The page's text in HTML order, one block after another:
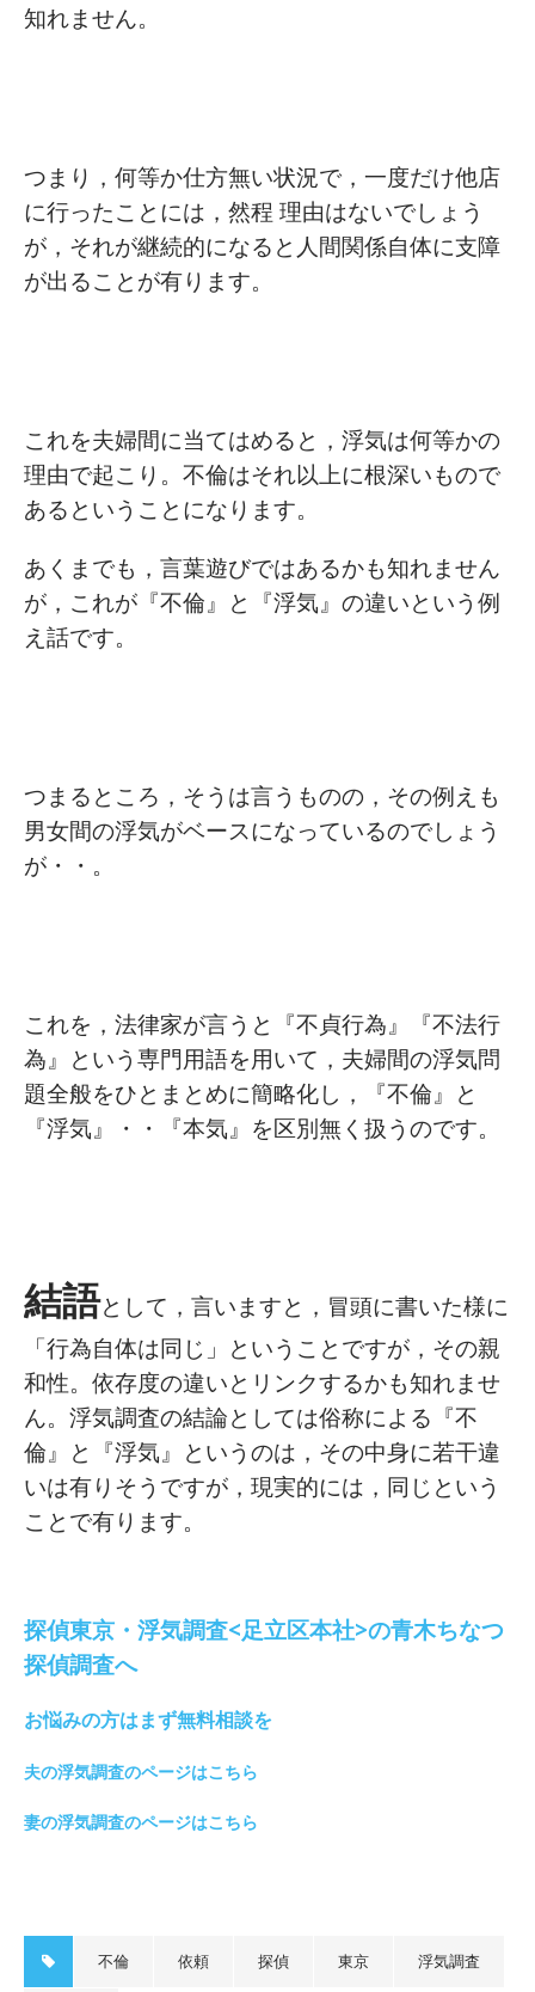
知れません。
つまり，何等か仕方無い状況で，一度だけ他店
に行ったことには，然程 理由はないでしょう
が，それが継続的になると人間関係自体に支障
が出ることが有ります。
これを夫婦間に当てはめると，浮気は何等かの
理由で起こり。不倫はそれ以上に根深いもので
あるということになります。
あくまでも，言葉遊びではあるかも知れません
が，これが『不倫』と『浮気』の違いという例
え話です。
つまるところ，そうは言うものの，その例えも
男女間の浮気がベースになっているのでしょう
が・・。
これを，法律家が言うと『不貞行為』『不法行
為』という専門用語を用いて，夫婦間の浮気問
題全般をひとまとめに簡略化し，『不倫』と
『浮気』・・『本気』を区別無く扱うのです。
結語として，言いますと，冒頭に書いた様に
「行為自体は同じ」ということですが，その親
和性。依存度の違いとリンクするかも知れませ
ん。浮気調査の結論としては俗称による『不
倫』と『浮気』というのは，その中身に若干違
いは有りそうですが，現実的には，同じという
ことで有ります。
探偵東京・浮気調査<足立区本社>の青木ちなつ
探偵調査へ
お悩みの方はまず無料相談を
夫の浮気調査のページはこちら
妻の浮気調査のページはこちら
不倫 依頼 探偵 東京 浮気調査